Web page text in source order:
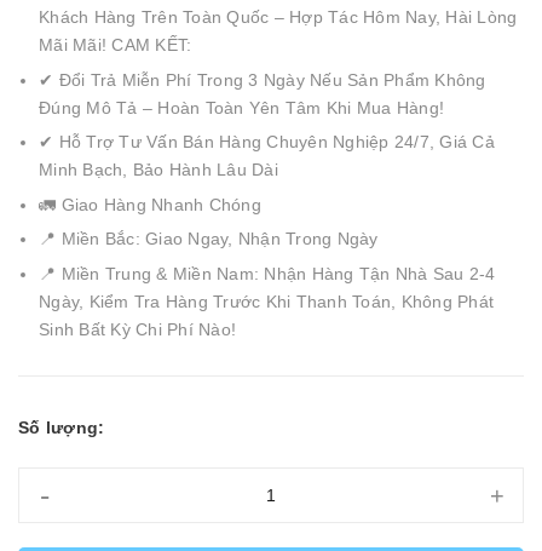
Khách Hàng Trên Toàn Quốc – Hợp Tác Hôm Nay, Hài Lòng
Mãi Mãi! CAM KẾT:
✔ Đổi Trả Miễn Phí Trong 3 Ngày Nếu Sản Phẩm Không
Đúng Mô Tả – Hoàn Toàn Yên Tâm Khi Mua Hàng!
✔ Hỗ Trợ Tư Vấn Bán Hàng Chuyên Nghiệp 24/7, Giá Cả
Minh Bạch, Bảo Hành Lâu Dài
🚛 Giao Hàng Nhanh Chóng
📍 Miền Bắc: Giao Ngay, Nhận Trong Ngày
📍 Miền Trung & Miền Nam: Nhận Hàng Tận Nhà Sau 2-4
Ngày, Kiểm Tra Hàng Trước Khi Thanh Toán, Không Phát
Sinh Bất Kỳ Chi Phí Nào!
Số lượng:
- +